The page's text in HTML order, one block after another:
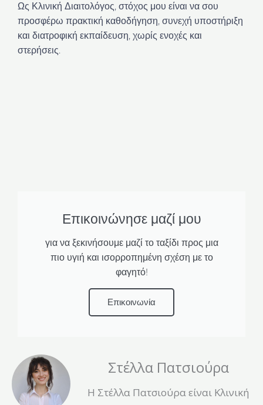
Ως Κλινική Διαιτολόγος, στόχος μου είναι να σου
προσφέρω πρακτική καθοδήγηση, συνεχή υποστήριξη
και διατροφική εκπαίδευση, χωρίς ενοχές και
στερήσεις.
Επικοινώνησε μαζί μου
για να ξεκινήσουμε μαζί το ταξίδι προς μια
πιο υγιή και ισορροπημένη σχέση με το
φαγητό!
Επικοινωνία
Στέλλα Πατσιούρα
Η Στέλλα Πατσιούρα είναι Κλινική